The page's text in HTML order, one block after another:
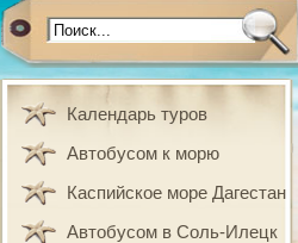
Календарь туров
Автобусом к морю
Каспийское море Дагестан
Автобусом в Соль-Илецк